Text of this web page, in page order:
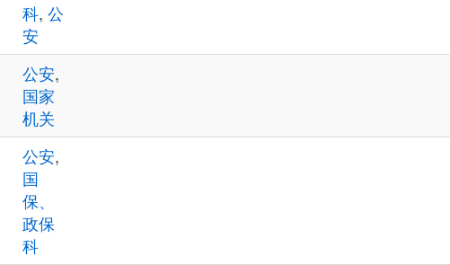
科, 公
安
公安,
国家
机关
公安,
国
保、
政保
科